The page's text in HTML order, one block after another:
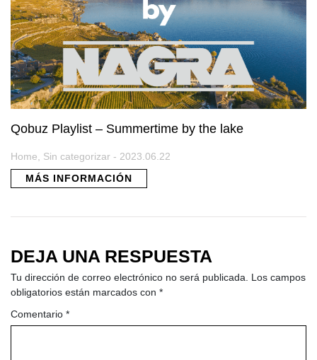
Qobuz Playlist – Summertime by the lake
Home, Sin categorizar - 2023.06.22
MÁS INFORMACIÓN
DEJA UNA RESPUESTA
Tu dirección de correo electrónico no será publicada. Los campos
obligatorios están marcados con *
Comentario *